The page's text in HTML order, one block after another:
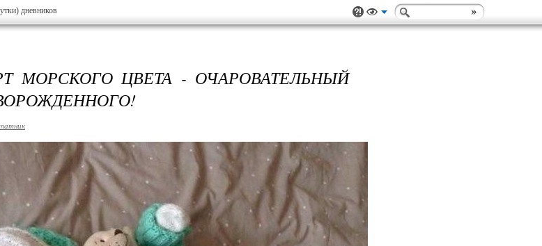
дневников
МОРСКОГО ЦВЕТА - ОЧАРОВАТЕЛЬНЫЙ